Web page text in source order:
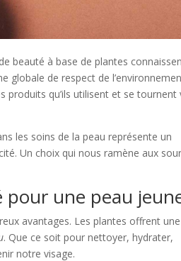
de beauté à base de plantes
globale de respect de
qu’ils utilisent et se tournent
les soins de la peau représente un
Un choix qui nous ramène aux
pour une peau
avantages. Les plantes offrent une
. Que ce soit pour nettoyer, hydrater,
notre visage.